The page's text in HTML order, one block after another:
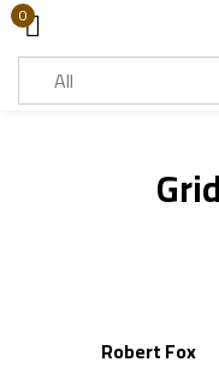
0
Robert Fox